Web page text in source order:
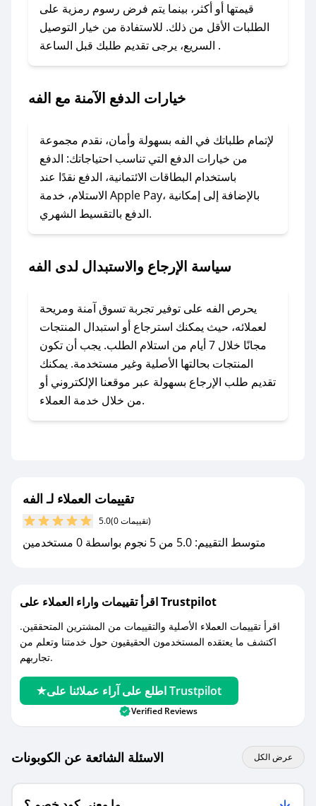
### كيفية استخدام كود خصم الفه؟
1. انسخ كود الخصم من تطبيق صحصح.
2. الصقه في خانة الدفع عند التسوق من الفه.
لا تقلق! يمكنك التواصل مع فريق دعم صحصح عبر
وسنقوم بحل المشكلة في أسرع وقت ممكن.
### ماذا أفعل إذا لم أجد كود خصم لمتجري
المفضل؟
في حال عدم توفر كوبونات لمتجرك المفضل، يمكنك
مراسلتنا مباشرة وسنعمل على توفير الكوبونات في
الفه؟
للحصول على كوبونات وخصومات حصرية، قم بما
يلي:
- اضغط على أيقونة متابعة لمتجر الفه في تطبيق
صحصح.
- تابع حسابنا الرسمي على تويتر وقم بتفعيل زر
مع صحصح، تسوق بذكاء ووفّر على كل مشترياتك مع
قيمتها أو أكثر، بينما يتم فرض رسوم رمزية على
الطلبات الأقل من ذلك. للاستفادة من خيار التوصيل
السريع، يرجى تقديم طلبك قبل الساعة .
خيارات الدفع الآمنة مع الفه
لإتمام طلباتك في الفه بسهولة وأمان، نقدم مجموعة
من خيارات الدفع التي تناسب احتياجاتك: الدفع
باستخدام البطاقات الائتمانية، الدفع نقدًا عند
الاستلام، خدمة Apple Pay، بالإضافة إلى إمكانية
الدفع بالتقسيط الشهري.
سياسة الإرجاع والاستبدال لدى الفه
يحرص الفه على توفير تجربة تسوق آمنة ومريحة
لعملائه، حيث يمكنك استرجاع أو استبدال المنتجات
مجانًا خلال 7 أيام من استلام الطلب. يجب أن تكون
المنتجات بحالتها الأصلية وغير مستخدمة. يمكنك
تقديم طلب الإرجاع بسهولة عبر موقعنا الإلكتروني أو
من خلال خدمة العملاء.
تقييمات العملاء لـ الفه
5.0 (0 تقييمات)
متوسط التقييم: 5.0 من 5 نجوم بواسطة 0 مستخدمين
اقرأ تقييمات واراء العملاء على Trustpilot
اقرأ تقييمات العملاء الأصلية والتقييمات من المشترين المتحققين.
اكتشف ما يعتقده المستخدمون الحقيقيون حول خدمتنا وتعلم من
تجاربهم.
اطلع على آراء عملائنا على Trustpilot
Verified Reviews
الاسئلة الشائعة عن الكوبونات عرض الكل